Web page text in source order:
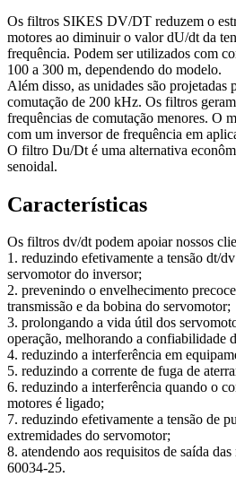
Os filtros SIKES DV/DT reduzem o
motores ao diminuir o valor dU/dt da
frequência. Podem ser utilizados com
100 a 300 m, dependendo do modelo.
Além disso, as unidades são projetadas
comutação de 200 kHz. Os filtros
frequências de comutação menores. O
com um inversor de frequência em
O filtro Du/Dt é uma alternativa
senoidal.
Características
Os filtros dv/dt podem apoiar nossos
1. reduzindo efetivamente a tensão dt/
servomotor do inversor;
2. prevenindo o envelhecimento
transmissão e da bobina do servomotor;
3. prolongando a vida útil dos
operação, melhorando a confiabilidade
4. reduzindo a interferência em
5. reduzindo a corrente de fuga de
6. reduzindo a interferência quando o
motores é ligado;
7. reduzindo efetivamente a tensão de
extremidades do servomotor;
8. atendendo aos requisitos de saída
60034-25.